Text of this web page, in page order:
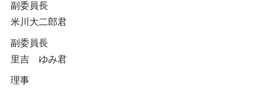
副委員長
米川大二郎君
副委員長
里吉 ゆみ君
理事